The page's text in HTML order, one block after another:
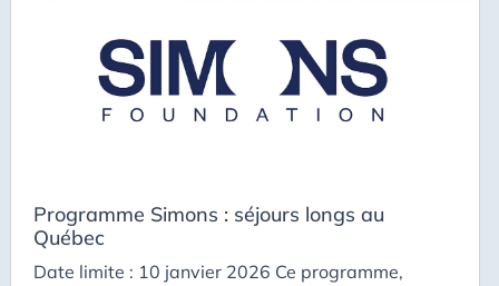
signée par le directeur ou la directrice de thèse ou
de mémoire ; d’une lettre signée par le superviseur
ou la superviseure de stage qui précise les dates
de début et de fin du stage doit être transmis de
Programme Simons : séjours longs au
Québec
Date limite : 10 janvier 2026 Ce programme,